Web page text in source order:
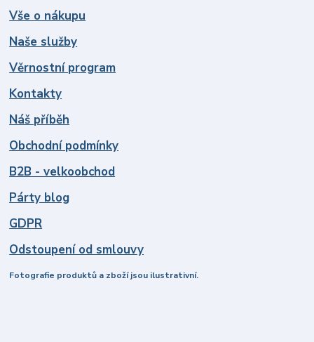
Vše o nákupu
Naše služby
Věrnostní program
Kontakty
Náš příběh
Obchodní podmínky
B2B - velkoobchod
Párty blog
GDPR
Odstoupení od smlouvy
Fotografie produktů a zboží jsou ilustrativní.